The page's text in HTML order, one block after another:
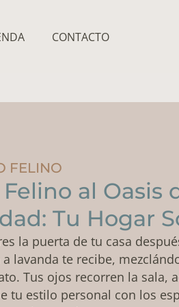
CONTACTO
FELINO
al Oasis
Tu Hogar
la puerta de tu casa
lavanda te recibe,
Tus ojos recorren la sala,
tu estilo personal con los